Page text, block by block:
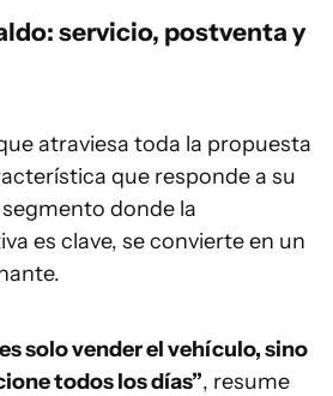
servicio, postventa y
atraviesa toda la propuesta
que responde a su
donde la
es clave, se convierte en un
solo vender el vehículo, sino
todos los días”, resume